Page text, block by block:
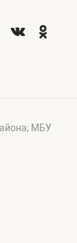
МБУ